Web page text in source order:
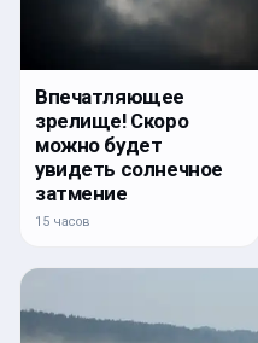
Впечатляющее
зрелище! Скоро
можно будет
увидеть солнечное
затмение
15 часов